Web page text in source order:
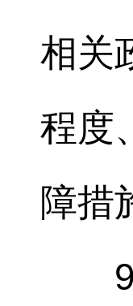
相关
程度
障措